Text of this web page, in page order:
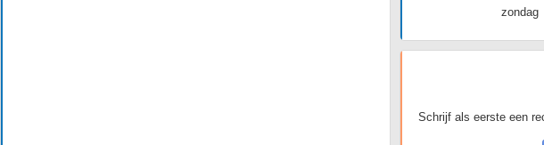
zondag
Schrijf als eerste een